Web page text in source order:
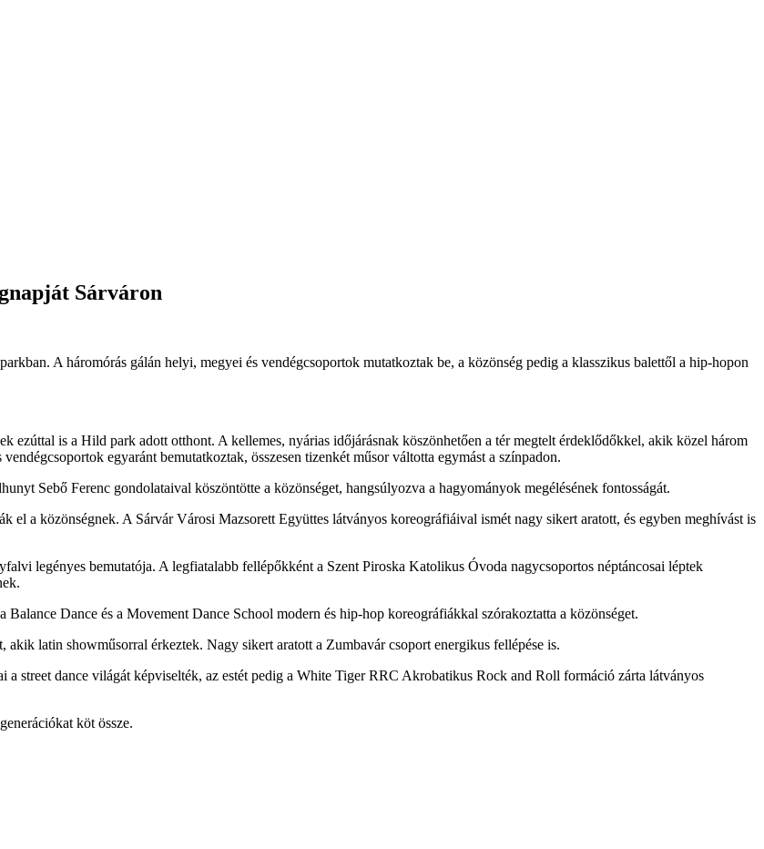
Sárváron
A háromórás gálán helyi, megyei és vendégcsoportok mutatkoztak be, a közönség pedig a klasszikus balettől a hip-hopon
ezúttal is a Hild park adott otthont. A kellemes, nyárias időjárásnak köszönhetően a tér megtelt érdeklődőkkel, akik közel három
egyaránt bemutatkoztak, összesen tizenkét műsor váltotta egymást a színpadon.
Sebő Ferenc gondolataival köszöntötte a közönséget, hangsúlyozva a hagyományok megélésének fontosságát.
a közönségnek. A Sárvár Városi Mazsorett Együttes látványos koreográfiáival ismét nagy sikert aratott, és egyben meghívást is
legényes bemutatója. A legfiatalabb fellépőkként a Szent Piroska Katolikus Óvoda nagycsoportos néptáncosai léptek
Dance és a Movement Dance School modern és hip-hop koreográfiákkal szórakoztatta a közönséget.
latin showműsorral érkeztek. Nagy sikert aratott a Zumbavár csoport energikus fellépése is.
street dance világát képviselték, az estét pedig a White Tiger RRC Akrobatikus Rock and Roll formáció zárta látványos
köt össze.